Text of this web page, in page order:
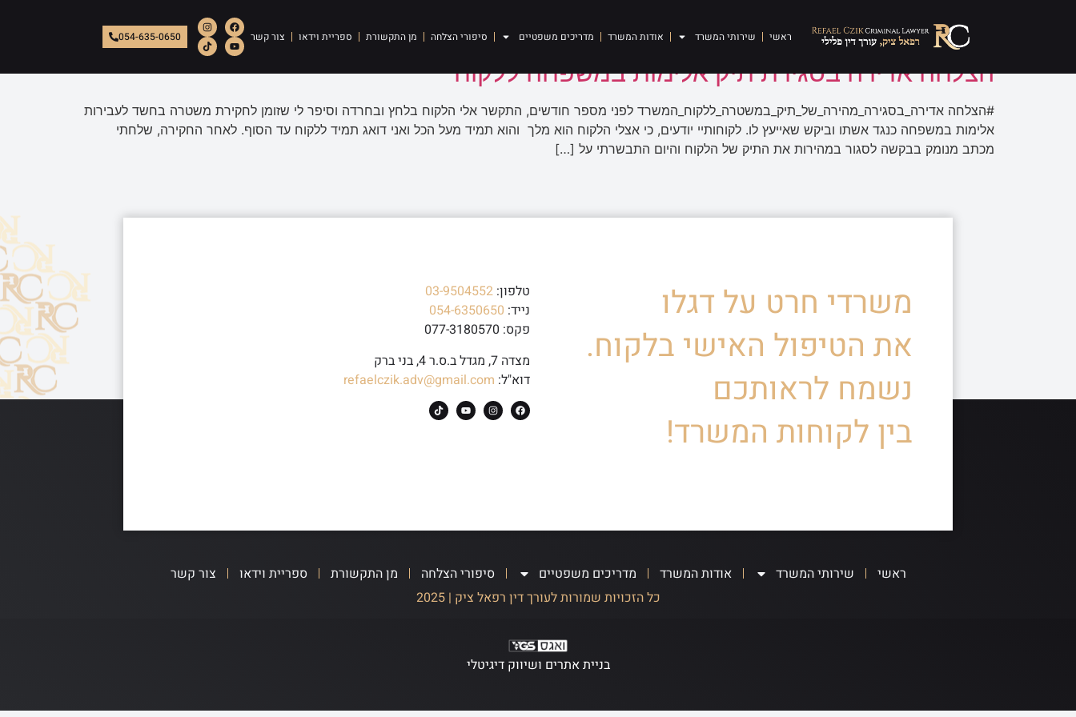
ראשי שירותי המשרד אודות המשרד מדריכים משפטיים סיפורי הצלחה מן התקשורת ספריית וידאו צור קשר 054-635-0650 תגית:עבירות אלימות במשפחה
הצלחה אדירה בסגירת תיק אלימות במשפחה ללקוח
#הצלחה אדירה_בסגירה_מהירה_של_תיק_במשטרה_ללקוח_המשרד לפני מספר חודשים, התקשר אלי הלקוח בלחץ ובחרדה וסיפר לי שזומן לחקירת משטרה בחשד לעבירות
אלימות במשפחה כנגד אשתו וביקש שאייעץ לו. לקוחותיי יודעים, כי אצלי הלקוח הוא מלך והוא תמיד מעל הכל ואני דואג תמיד ללקוח עד הסוף. לאחר החקירה, שלחתי
מכתב מנומק בבקשה לסגור במהירות את התיק של הלקוח והיום התבשרתי על […]
משרדי חרט על דגלו
את הטיפול האישי בלקוח.
נשמח לראותכם
בין לקוחות המשרד!
טלפון: 03-9504552
נייד: 054-6350650
פקס: 077-3180570
מצדה 7, מגדל ב.ס.ר 4, בני ברק
דוא"ל: refaelczik.adv@gmail.com
ראשי שירותי המשרד אודות המשרד מדריכים משפטיים סיפורי הצלחה מן התקשורת ספריית וידאו
צור קשר
כל הזכויות שמורות לעורך דין רפאל ציק | 2025
בניית אתרים ושיווק דיגיטלי